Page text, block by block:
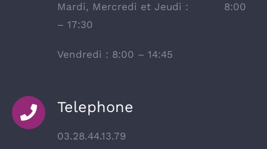
Mardi, Mercredi et Jeudi : 8:00
– 17:30
Vendredi : 8:00 – 14:45
Telephone
03.28.44.13.79